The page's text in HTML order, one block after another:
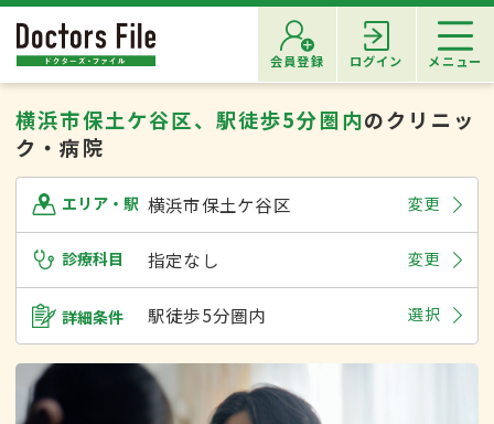
会員登録 ログイン メニュー
横浜市保土ケ谷区、駅徒歩5分圏内のクリニッ
ク・病院
エリア・駅 横浜市保土ケ谷区 変更
診療科目 指定なし 変更
詳細条件 駅徒歩5分圏内 選択